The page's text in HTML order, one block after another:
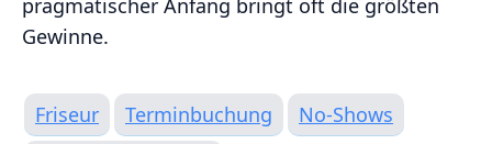
Gewinne.
Friseur Terminbuchung
No-Shows